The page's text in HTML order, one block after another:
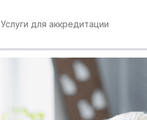
Услуги для аккредитации